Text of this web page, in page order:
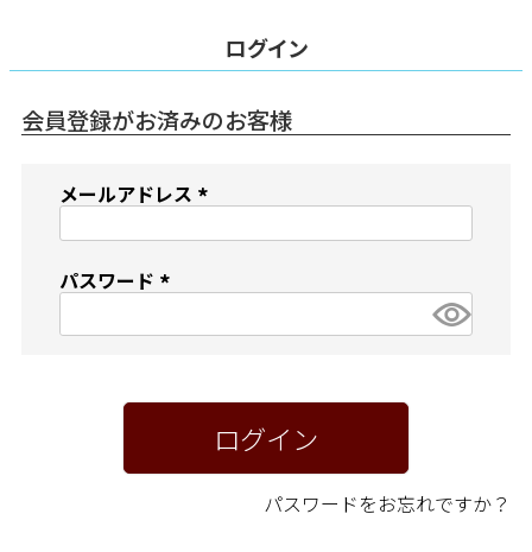
キッズ
ペア商品
ランキング
ログイン
会員登録がお済みのお客様
メールアドレス
必
)
パスワード
必
ログイン
パスワードをお忘れですか？